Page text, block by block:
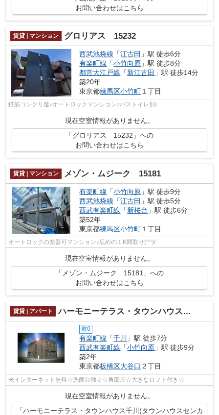
お問い合わせはこちら
賃貸 | マンション グロリアス 15232
西武池袋線 「江古田 」駅 徒歩6分
有楽町線 「小竹向原 」駅 徒歩8分
都営大江戸線 「新江古田 」駅 徒歩14分
築20年
東京都練馬区小竹町 １丁目
鉄筋コンクリ造♪オートロックマンション♪バストイレ別♪
現在空室情報がありません。
「グロリアス 15232」への
お問い合わせはこちら
賃貸 | マンション メゾン・ムジーク 15181
有楽町線 「小竹向原 」駅 徒歩9分
西武池袋線 「江古田 」駅 徒歩5分
西武有楽町線 「新桜台 」駅 徒歩6分
築52年
東京都練馬区小竹町 １丁目
オートロックの楽器可マンション♪広めの１K間取り(^^)/
現在空室情報がありません。
「メゾン・ムジーク 15181」への
お問い合わせはこちら
賃貸 | アパート ハーモニーテラス・タウンハウス千川(タウンハウスセンカワ) 3月 15152
敷0
有楽町線 「千川
」駅 徒歩7分
西武有楽町線 「小竹向原 」駅 徒歩9分
築2年
東京都板橋区大谷口 ２丁目
光インターネット無料☆洗面台独立☆角部屋☆大きなロフト付き☆
現在空室情報がありません。
「ハーモニーテラス・タウンハウス千川(タウンハウスセンカ